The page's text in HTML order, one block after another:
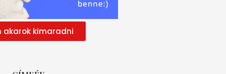
akarok kimaradni